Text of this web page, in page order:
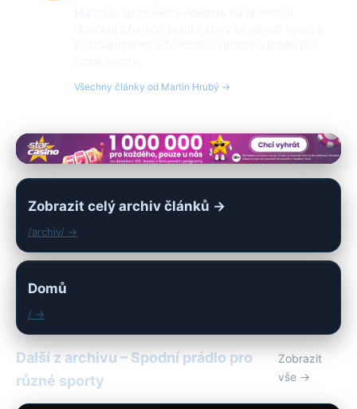
Všechny články od Martin Hrubý →
Zobrazit celý archiv článků →
/archiv/ →
Domů
/ →
Další z archivu – Spodní prádlo pro
různé sporty
Zobrazit
vše →